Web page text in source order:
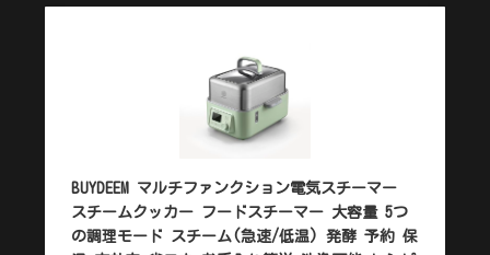
BUYDEEM マルチファンクション電気スチーマー
スチームクッカー フードスチーマー 大容量 5つ
の調理モード スチーム(急速/低温) 発酵 予約 保